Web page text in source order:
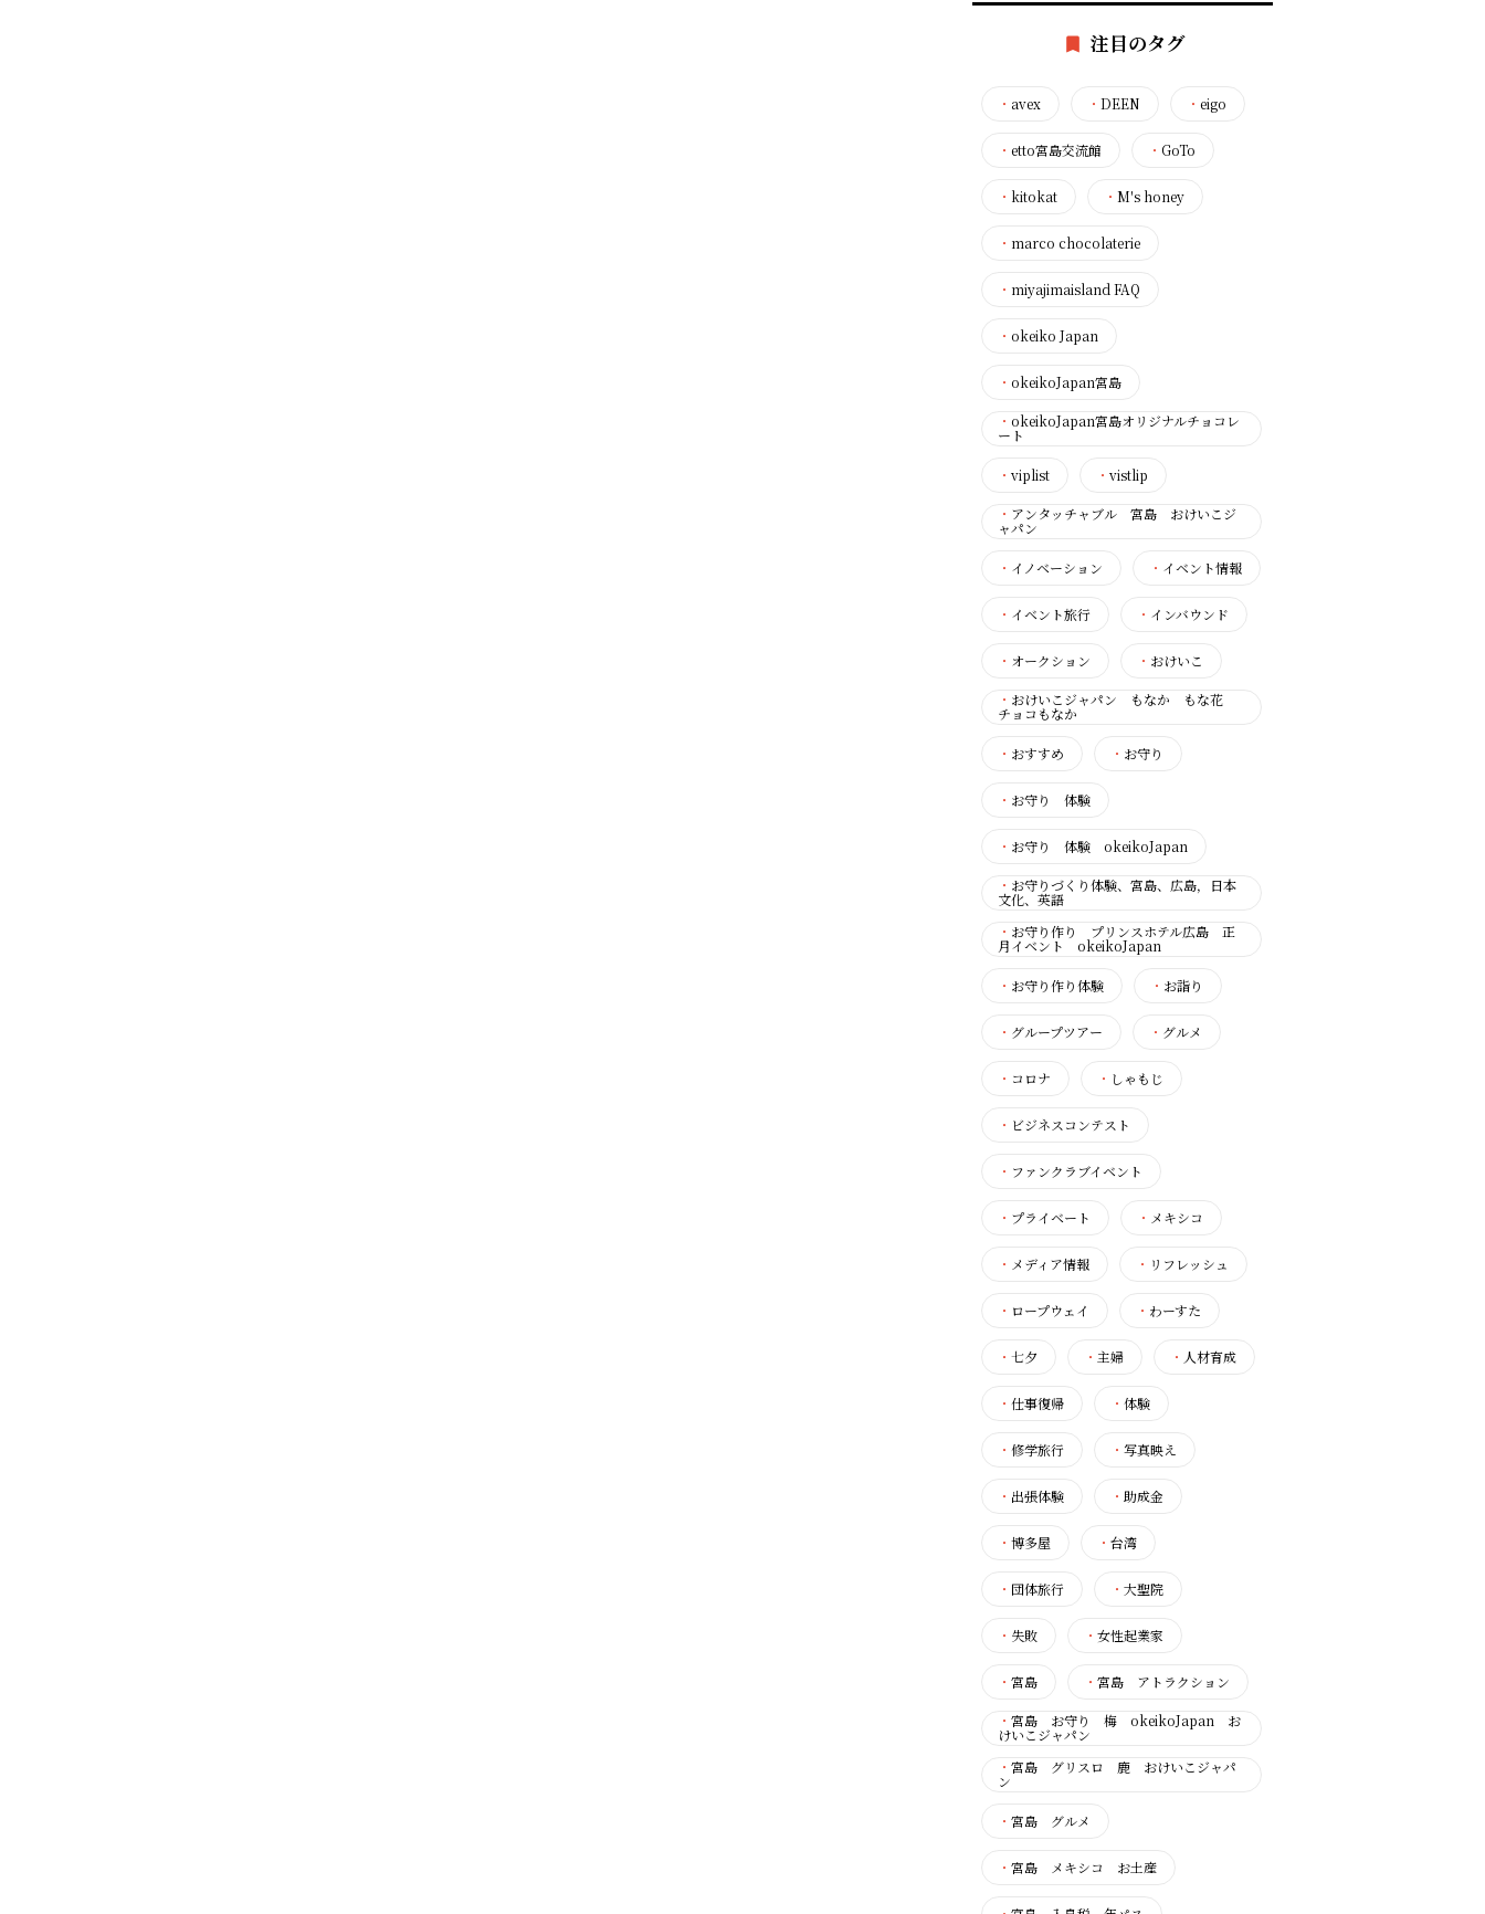
注目のタグ
・ avex ・ DEEN ・ eigo
・ etto宮島交流館 ・ GoTo
・ kitokat ・ M's honey
・ marco chocolaterie
・ miyajimaisland FAQ
・ okeiko Japan
・ okeikoJapan宮島
・ okeikoJapan宮島オリジナルチョコレ
ート
・ viplist ・ vistlip
・ アンタッチャブル 宮島 おけいこジ
ャパン
・ イノベーション ・ イベント情報
・ イベント旅行 ・ インバウンド
・ オークション ・ おけいこ
・ おけいこジャパン もなか もな花
チョコもなか
・ おすすめ ・ お守り
・ お守り 体験
・ お守り 体験 okeikoJapan
・ お守りづくり体験、宮島、広島，日本
文化、英語
・ お守り作り プリンスホテル広島 正
月イベント okeikoJapan
・ お守り作り体験 ・ お詣り
・ グループツアー ・ グルメ
・ コロナ ・ しゃもじ
・ ビジネスコンテスト
・ ファンクラブイベント
・ プライベート ・ メキシコ
・ メディア情報 ・ リフレッシュ
・ ロープウェイ ・ わーすた
・ 七夕 ・ 主婦 ・ 人材育成
・ 仕事復帰 ・ 体験
・ 修学旅行 ・ 写真映え
・ 出張体験 ・ 助成金
・ 博多屋 ・ 台湾
・ 団体旅行 ・ 大聖院
・ 失敗 ・ 女性起業家
・ 宮島 ・ 宮島 アトラクション
・ 宮島 お守り 梅 okeikoJapan お
けいこジャパン
・ 宮島 グリスロ 鹿 おけいこジャパ
ン
・ 宮島 グルメ
・ 宮島 メキシコ お土産